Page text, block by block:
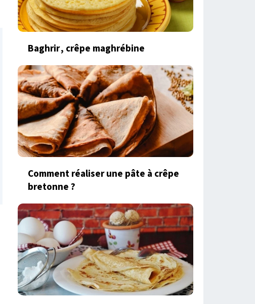
Baghrir , crêpe maghrébine
Comment réaliser une pâte à crêpe
bretonne ?